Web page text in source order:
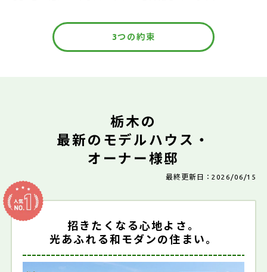
3つの約束
栃木の
最新のモデルハウス・
オーナー様邸
最終更新日：2026/06/15
招きたくなる心地よさ。
光あふれる和モダンの住まい。